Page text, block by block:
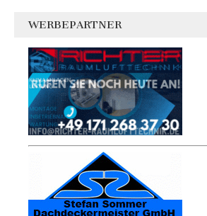
WERBEPARTNER